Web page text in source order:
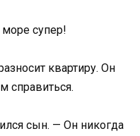
супер!
квартиру. Он
справиться.
сын. — Он никогда